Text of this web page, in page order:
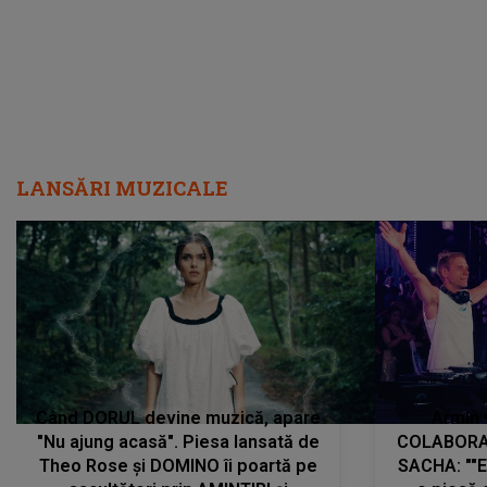
LANSĂRI MUZICALE
Când DORUL devine muzică, apare
"Nu ajung acasă". Piesa lansată de
Theo Rose și DOMINO îi poartă pe
SACHA: